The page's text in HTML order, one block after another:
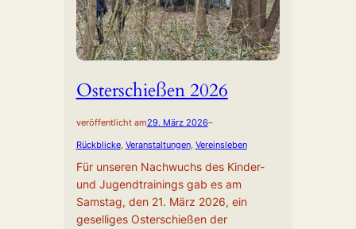
Osterschießen 2026
veröffentlicht am29. März 2026–
Rückblicke, Veranstaltungen, Vereinsleben
Für unseren Nachwuchs des Kinder-
und Jugendtrainings gab es am
Samstag, den 21. März 2026, ein
geselliges Osterschießen der